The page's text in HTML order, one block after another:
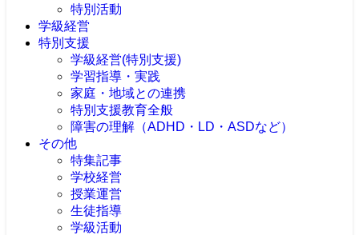
特別活動
学級経営
特別支援
学級経営(特別支援)
学習指導・実践
家庭・地域との連携
特別支援教育全般
障害の理解（ADHD・LD・ASDなど）
その他
特集記事
学校経営
授業運営
生徒指導
学級活動